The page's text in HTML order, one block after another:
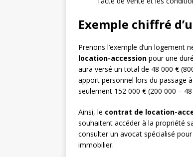
Exemple chiffré
Prenons l’exemple d’un logement
location-accession pour une
aura versé un total de 48 000 €
apport personnel lors du passage
seulement 152 000 € (200 000 –
Ainsi, le contrat de location-
souhaitent accéder à la propriété
consulter un avocat spécialisé
immobilier.